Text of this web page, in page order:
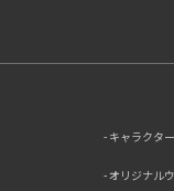
キャラクター
オリジナル